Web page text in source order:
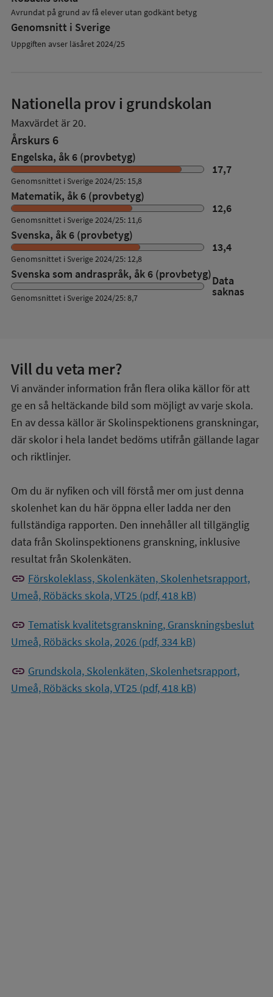
Avrundat på grund av få elever utan godkänt betyg
Genomsnitt i Sverige
Uppgiften avser läsåret 2024/25
Nationella prov i grundskolan
Maxvärdet är 20.
Årskurs 6
Engelska, åk 6 (provbetyg)
17,7
Genomsnittet i Sverige 2024/25: 15,8
Matematik, åk 6 (provbetyg)
12,6
Genomsnittet i Sverige 2024/25: 11,6
Svenska, åk 6 (provbetyg)
13,4
Genomsnittet i Sverige 2024/25: 12,8
Svenska som andraspråk, åk 6 (provbetyg)Data
saknas
Genomsnittet i Sverige 2024/25: 8,7
Vill du veta mer?
Vi använder information från flera olika källor för att
ge en så heltäckande bild som möjligt av varje skola.
En av dessa källor är Skolinspektionens granskningar,
där skolor i hela landet bedöms utifrån gällande lagar
och riktlinjer.
Om du är nyfiken och vill förstå mer om just denna
skolenhet kan du här öppna eller ladda ner den
fullständiga rapporten. Den innehåller all tillgänglig
data från Skolinspektionens granskning, inklusive
resultat från Skolenkäten.
link Förskoleklass, Skolenkäten, Skolenhetsrapport,
Umeå, Röbäcks skola, VT25 (pdf, 418 kB)
link Tematisk kvalitetsgranskning, Granskningsbeslut
Umeå, Röbäcks skola, 2026 (pdf, 334 kB)
link Grundskola, Skolenkäten, Skolenhetsrapport,
Umeå, Röbäcks skola, VT25 (pdf, 418 kB)